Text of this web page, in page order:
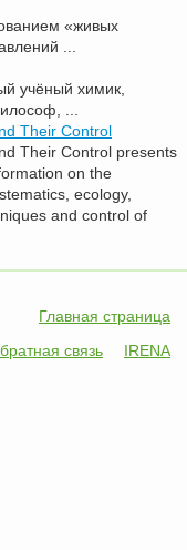
«живых
...
учёный химик,
...
Their Control
Their Control presents
on the
ecology,
and control of
Главная страница
связь
IRENA